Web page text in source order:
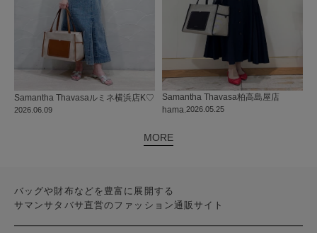
2026.06.09
Samantha Thavasa ルミネ横浜店K♡
2026.05.25
Samantha Thavasa柏高島屋店
hama.
MORE
バッグや財布などを豊富に展開する
サマンサタバサ直営のファッション通販サイト